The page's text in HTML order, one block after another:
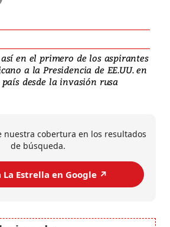
en el primero de los aspirantes
a la Presidencia de EE.UU. en
desde la invasión rusa
nuestra cobertura en los resultados
de búsqueda.
La Estrella en Google ↗️